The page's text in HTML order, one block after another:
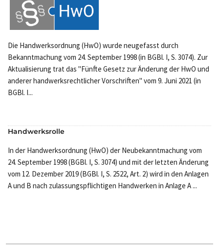
Die Handwerksordnung (HwO) wurde neugefasst durch
Bekanntmachung vom 24. September 1998 (in BGBl. I, S. 3074). Zur
Aktualisierung trat das "Fünfte Gesetz zur Änderung der HwO und
anderer handwerksrechtlicher Vorschriften" vom 9. Juni 2021 (in
BGBl. I...
Handwerksrolle
In der Handwerksordnung (HwO) der Neubekanntmachung vom
24. September 1998 (BGBl. I, S. 3074) und mit der letzten Änderung
vom 12. Dezember 2019 (BGBl. I, S. 2522, Art. 2) wird in den Anlagen
A und B nach zulassungspflichtigen Handwerken in Anlage A ...